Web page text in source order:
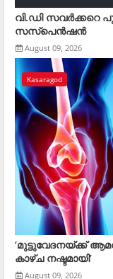
വി.ഡി സവര്‍ക്കറെ
സസ്‌പെന്‍ഷന്‍
August 09, 2026
Kasaragod
‘മുട്ടുവേദനയ്ക്ക്
കാഴ്ച നഷ്ടമായി’
August 09, 2026